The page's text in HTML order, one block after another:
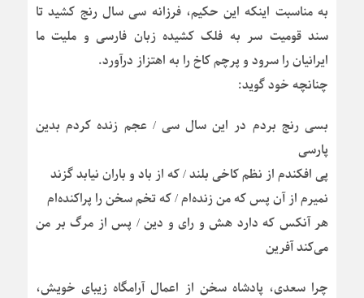
به مناسبت اینکه این حکیم، فرزانه سی سال رنج کشید تا
سند قومیت سر به فلک کشیده زبان فارسی و ملیت ما
ایرانیان را سرود و پرچم کاخ را به اهتزاز درآورد.
چنانچه خود گوید:
بسی رنج بردم در این سال سی / عجم زنده کردم بدین
پارسی
پی افکندم از نظم کاخی بلند / که از باد و باران نیابد گزند
نمیرم از آن پس که من زنده‌ام / که تخم سخن را پراکنده‌ام
هر آنکس که دارد هش و رای و دین / پس از مرگ بر من
می‌کند آفرین
چرا سعدی، پادشاه سخن از اعمال آرامگاه زیبای خویش،